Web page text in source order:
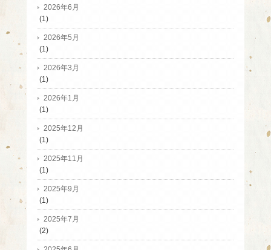
2026年6月
(1)
2026年5月
(1)
2026年3月
(1)
2026年1月
(1)
2025年12月
(1)
2025年11月
(1)
2025年9月
(1)
2025年7月
(2)